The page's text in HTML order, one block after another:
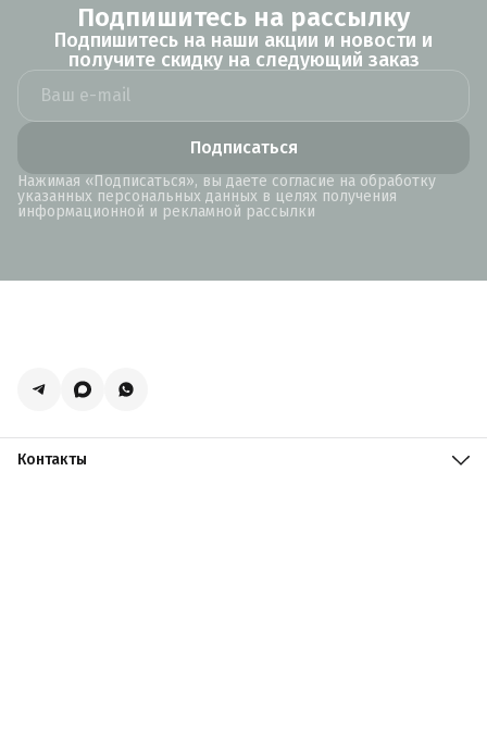
Подпишитесь на рассылку
Подпишитесь на наши акции и новости и
получите скидку на следующий заказ
Подписаться
Нажимая «Подписаться», вы даете согласие на обработку
указанных персональных данных в целях получения
информационной и рекламной рассылки
Контакты